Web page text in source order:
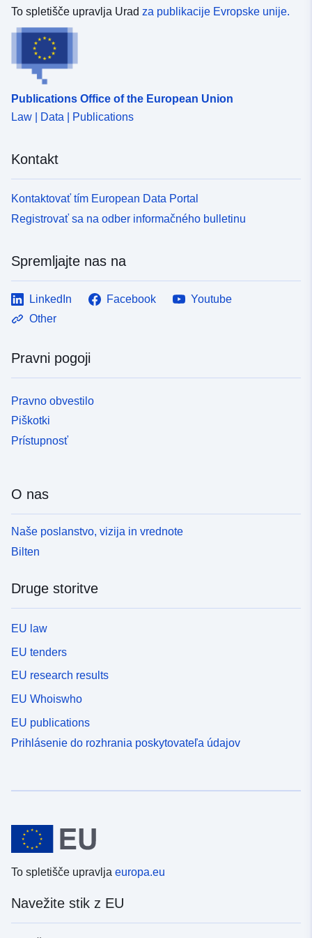
To spletišče upravlja Urad za publikacije Evropske unije.
Publications Office of the European Union
Law | Data | Publications
Kontakt
Kontaktovať tím European Data Portal
Registrovať sa na odber informačného bulletinu
Spremljajte nas na
LinkedIn Facebook
Youtube
Other
Pravni pogoji
Pravno obvestilo
Piškotki
Prístupnosť
O nas
Naše poslanstvo, vizija in vrednote
Bilten
Druge storitve
EU law
EU tenders
EU research results
EU Whoiswho
EU publications
Prihlásenie do rozhrania poskytovateľa údajov
To spletišče upravlja europa.eu
Navežite stik z EU